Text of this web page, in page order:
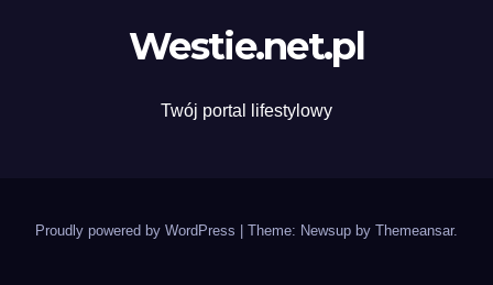
Westie.net.pl
Twój portal lifestylowy
Proudly powered by WordPress Theme: Newsup by Themeansar.